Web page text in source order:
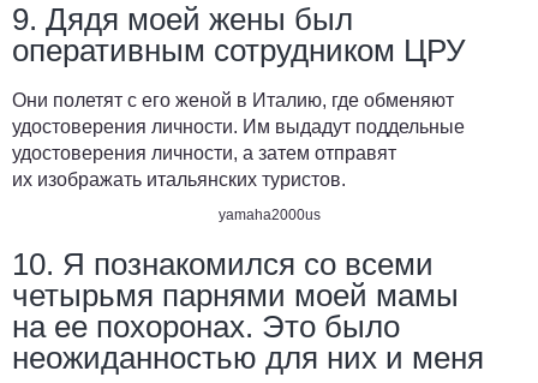
9. Дядя моей жены был
оперативным сотрудником ЦРУ
Они полетят с его женой в Италию, где обменяют
удостоверения личности. Им выдадут поддельные
удостоверения личности, а затем отправят
их изображать итальянских туристов.
yamaha2000us
10. Я познакомился со всеми
четырьмя парнями моей мамы
на ее похоронах. Это было
неожиданностью для них и меня